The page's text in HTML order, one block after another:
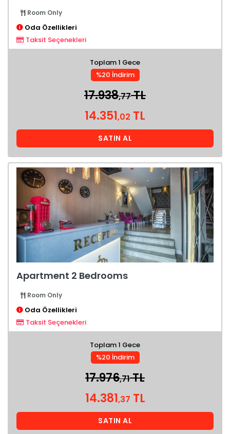
Room Only
Oda Özellikleri
Taksit Seçenekleri
Toplam 1 Gece
%20 İndirim
17.938,77TL
14.351,02 TL
SATIN AL
Apartment 2 Bedrooms
Room Only
Oda Özellikleri
Taksit Seçenekleri
Toplam 1 Gece
%20 İndirim
17.976,71TL
14.381,37 TL
SATIN AL